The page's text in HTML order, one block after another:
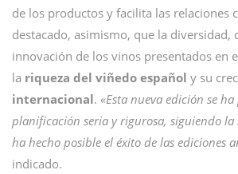
de los productos y facilita las relaciones
destacado, asimismo, que la diversidad,
innovación de los vinos presentados en
la riqueza del viñedo español y su
internacional. «Esta nueva edición se
planificación seria y rigurosa, siguiendo
ha hecho posible el éxito de las ediciones
indicado.